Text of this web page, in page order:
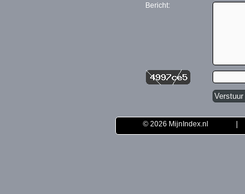
Bericht:
© 2026 MijnIndex.nl